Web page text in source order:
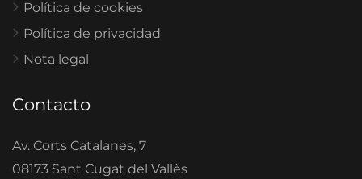
Política de cookies
Política de privacidad
Nota legal
Contacto
Av. Corts Catalanes, 7
08173 Sant Cugat del Vallès